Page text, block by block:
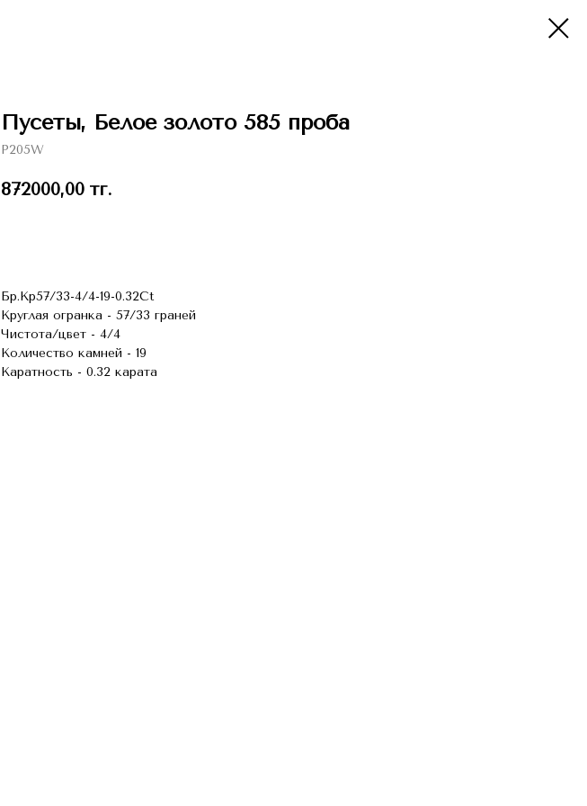
Пусеты, Белое золото 585 проба
P205W
872000,00 тг.
Бр.Кр57/33-4/4-19-0.32Ct
Круглая огранка - 57/33 граней
Чистота/цвет - 4/4
Количество камней - 19
Каратность - 0.32 карата